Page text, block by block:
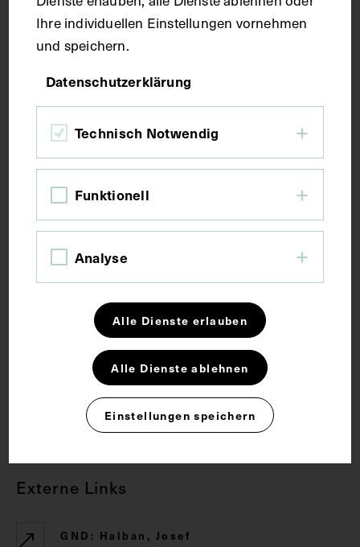
Bildmaß 15,1 x 10,7 cm
Bildmaß inkl. Untergrund 30,9 x 21,4 cm
Kurzbeschreibung
Fotografie: Max Schneider, Wien. Vorder- und
rückseitig mit Stempeln des Instituts für
Geschichte der Medizin, Wien, versehen. Neg I
146/34 Neg I 201/8,9 Neg III 64/2
Schlagwörter
Gynäkologie
CC BY-NC-SA 4.0
Externe Links
GND: Halban, Josef
Ihre individuellen Einstellungen vornehmen
und speichern.
Datenschutzerklärung
Technisch Notwendig
Funktionell
Analyse
Alle Dienste erlauben
Alle Dienste ablehnen
Einstellungen speichern